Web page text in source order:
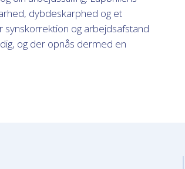
dybdeskarphed og et
synskorrektion og arbejdsafstand
og der opnås dermed en